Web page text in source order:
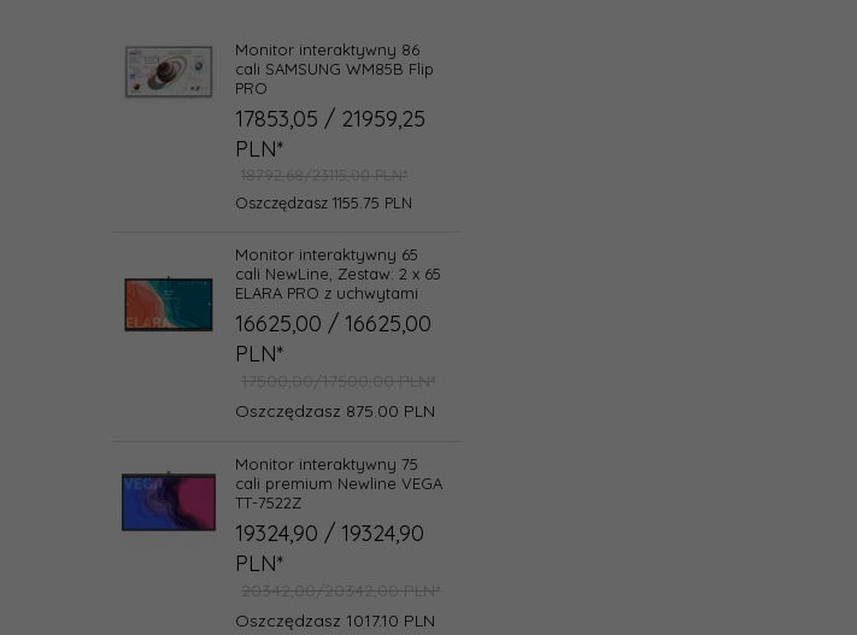
Monitor interaktywny 86
cali SAMSUNG WM85B Flip
PRO
17853,05 / 21959,25
PLN*
18792,68/23115,00 PLN*
Oszczędzasz 1155.75 PLN
Monitor interaktywny 65
cali NewLine, Zestaw: 2 x 65
ELARA PRO z uchwytami
16625,00 / 16625,00
PLN*
17500,00/17500,00 PLN*
Oszczędzasz 875.00 PLN
Monitor interaktywny 75
cali premium Newline VEGA
TT-7522Z
19324,90 / 19324,90
PLN*
20342,00/20342,00 PLN*
Oszczędzasz 1017.10 PLN